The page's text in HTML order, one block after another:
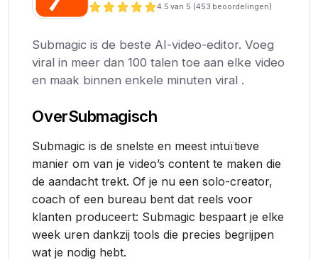
4.5 van 5 (453 beoordelingen)
Submagic is de beste AI-video-editor. Voeg
viral in meer dan 100 talen toe aan elke video
en maak binnen enkele minuten viral .
OverSubmagisch
Submagic is de snelste en meest intuïtieve
manier om van je video’s content te maken die
de aandacht trekt. Of je nu een solo-creator,
coach of een bureau bent dat reels voor
klanten produceert: Submagic bespaart je elke
week uren dankzij tools die precies begrijpen
wat je nodig hebt.